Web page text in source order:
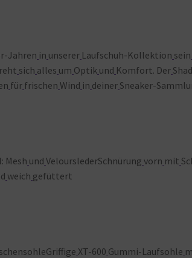
Jahren in unserer Laufschuh-Kollektion sein
sich alles um Optik und Komfort. Der
für frischen Wind in deiner Sneaker-
Mesh und VelourslederSchnürung vorn mit
weich gefüttert
XT-600 Gummi-Laufsohle